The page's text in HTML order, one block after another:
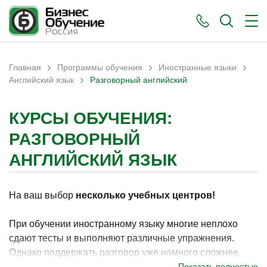
Вы здесь
Главная › Программы обучения › Иностранные языки ›
Английский язык › Разговорный английский
КУРСЫ ОБУЧЕНИЯ:
РАЗГОВОРНЫЙ
АНГЛИЙСКИЙ ЯЗЫК
На ваш выбор несколько учебных центров!
При обучении иностранному языку многие неплохо
сдают тесты и выполняют различные упражнения.
Однако поддержать разговор уже намного сложнее,